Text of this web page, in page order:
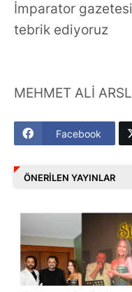
İmparator
tebrik ediyoruz
MEHMET ALİ
Facebook
ÖNERILEN YAYINLAR